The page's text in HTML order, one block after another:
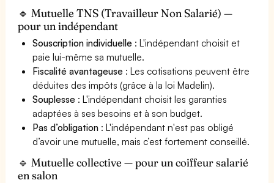
🔹 Mutuelle TNS (Travailleur Non Salarié) —
pour un indépendant
Souscription individuelle : L'indépendant choisit et
paie lui-même sa mutuelle.
Fiscalité avantageuse : Les cotisations peuvent être
déduites des impôts (grâce à la loi Madelin).
Souplesse : L'indépendant choisit les garanties
adaptées à ses besoins et à son budget.
Pas d’obligation : L'indépendant n'est pas obligé
d’avoir une mutuelle, mais c’est fortement conseillé.
🔹 Mutuelle collective — pour un coiffeur salarié
en salon